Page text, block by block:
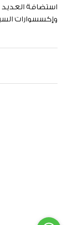
استضافة
وإكسسوارات